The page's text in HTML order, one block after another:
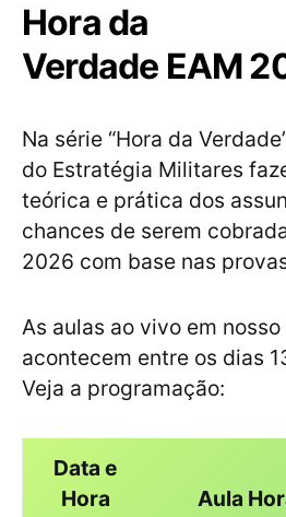
Hora da
Verdade EAM
Na série “Hora da
do Estratégia Militares
teórica e prática dos
chances de serem
2026 com base nas
As aulas ao vivo em
acontecem entre os dias
Veja a programação:
Data e
Hora
Aula